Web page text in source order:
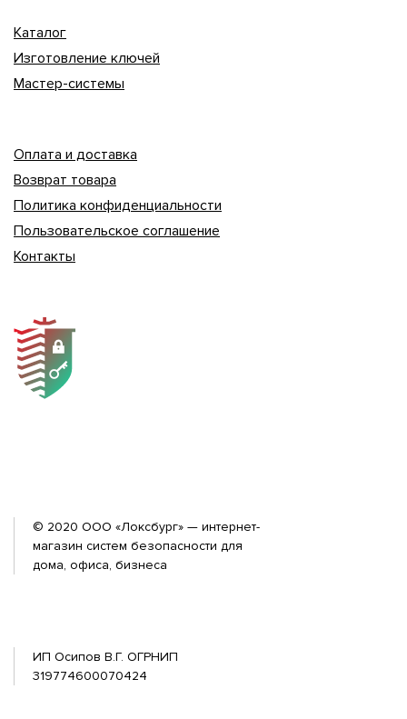
Каталог
Изготовление ключей
Мастер-системы
Оплата и доставка
Возврат товара
Политика конфиденциальности
Пользовательское соглашение
Контакты
© 2020 ООО «Локсбург» — интернет-
магазин систем безопасности для
дома, офиса, бизнеса
ИП Осипов В.Г. ОГРНИП
319774600070424